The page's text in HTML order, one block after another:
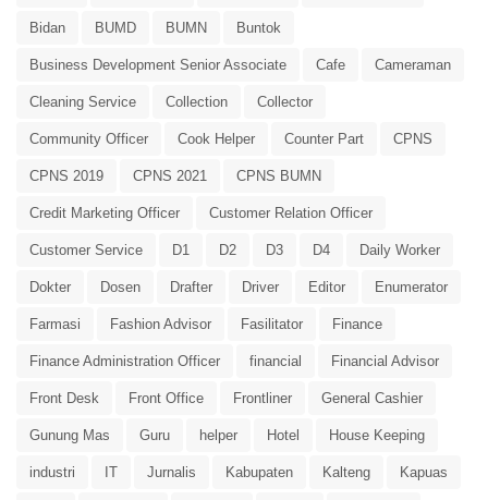
Bidan BUMD BUMN Buntok
Business Development Senior Associate Cafe Cameraman
Cleaning Service Collection Collector
Community Officer Cook Helper Counter Part CPNS
CPNS 2019 CPNS 2021 CPNS BUMN
Credit Marketing Officer Customer Relation Officer
Customer Service D1 D2 D3 D4 Daily Worker
Dokter Dosen Drafter Driver Editor Enumerator
Farmasi Fashion Advisor Fasilitator Finance
Finance Administration Officer financial Financial Advisor
Front Desk Front Office Frontliner General Cashier
Gunung Mas Guru helper Hotel House Keeping
industri IT Jurnalis Kabupaten Kalteng Kapuas